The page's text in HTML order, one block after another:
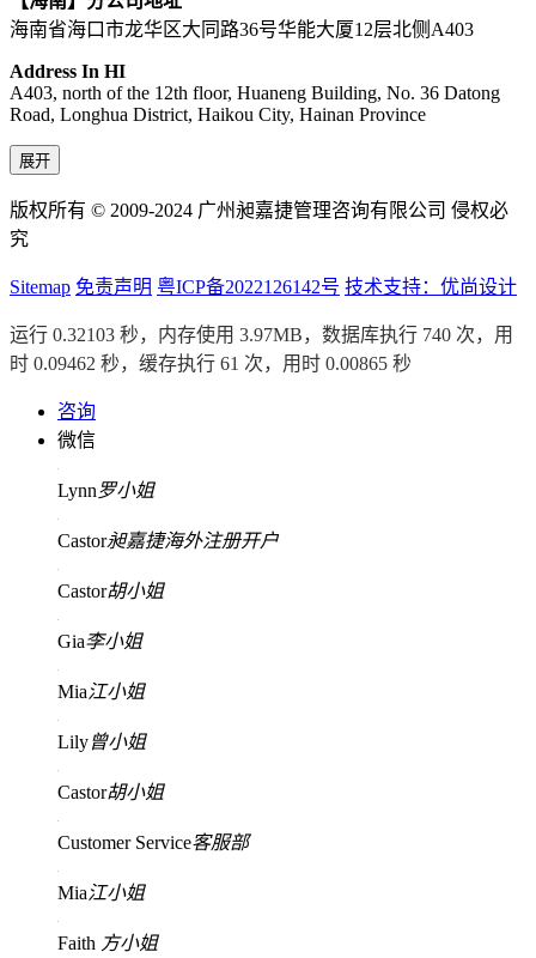
海南省海口市龙华区大同路36号华能大厦12层北侧A403
Address In HI
A403, north of the 12th floor, Huaneng Building, No. 36 Datong
Road, Longhua District, Haikou City, Hainan Province
展开
版权所有 © 2009-2024 广州昶嘉捷管理咨询有限公司 侵权必
究
Sitemap 免责声明 粤ICP备2022126142号 技术支持：优尚设计
运行 0.32103 秒，内存使用 3.97MB，数据库执行 740 次，用
时 0.09462 秒，缓存执行 61 次，用时 0.00865 秒
咨询
微信
Lynn罗小姐
Castor昶嘉捷海外注册开户
Castor胡小姐
Gia李小姐
Mia江小姐
Lily曾小姐
Castor胡小姐
Customer Service客服部
Mia江小姐
Faith 方小姐